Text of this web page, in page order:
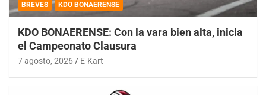
BREVES KDO BONAERENSE
KDO BONAERENSE: Con la vara bien alta, inicia
el Campeonato Clausura
7 agosto, 2026 E-Kart